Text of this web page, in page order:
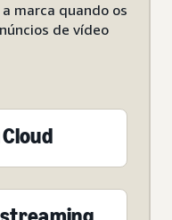
marca quando os
de vídeo